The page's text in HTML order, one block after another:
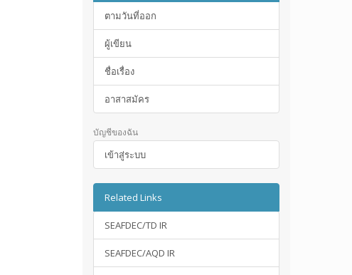
ตามวันที่ออก
ผู้เขียน
ชื่อเรื่อง
อาสาสมัคร
บัญชีของฉัน
เข้าสู่ระบบ
Related Links
SEAFDEC/TD IR
SEAFDEC/AQD IR